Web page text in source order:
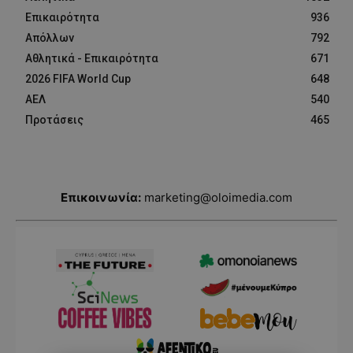
Επικαιρότητα
936
Απόλλων
792
Αθλητικά - Επικαιρότητα
671
2026 FIFA World Cup
648
ΑΕΛ
540
Προτάσεις
465
Επικοινωνία: marketing@oloimedia.com